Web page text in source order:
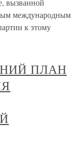
вызванной
международным
к этому
ПЛАН